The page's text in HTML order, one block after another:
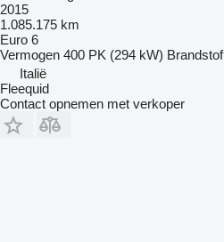
2015
1.085.175 km
Euro 6
Vermogen 400 PK (294 kW) Brandstof
Italië
Fleequid
Contact opnemen met verkoper